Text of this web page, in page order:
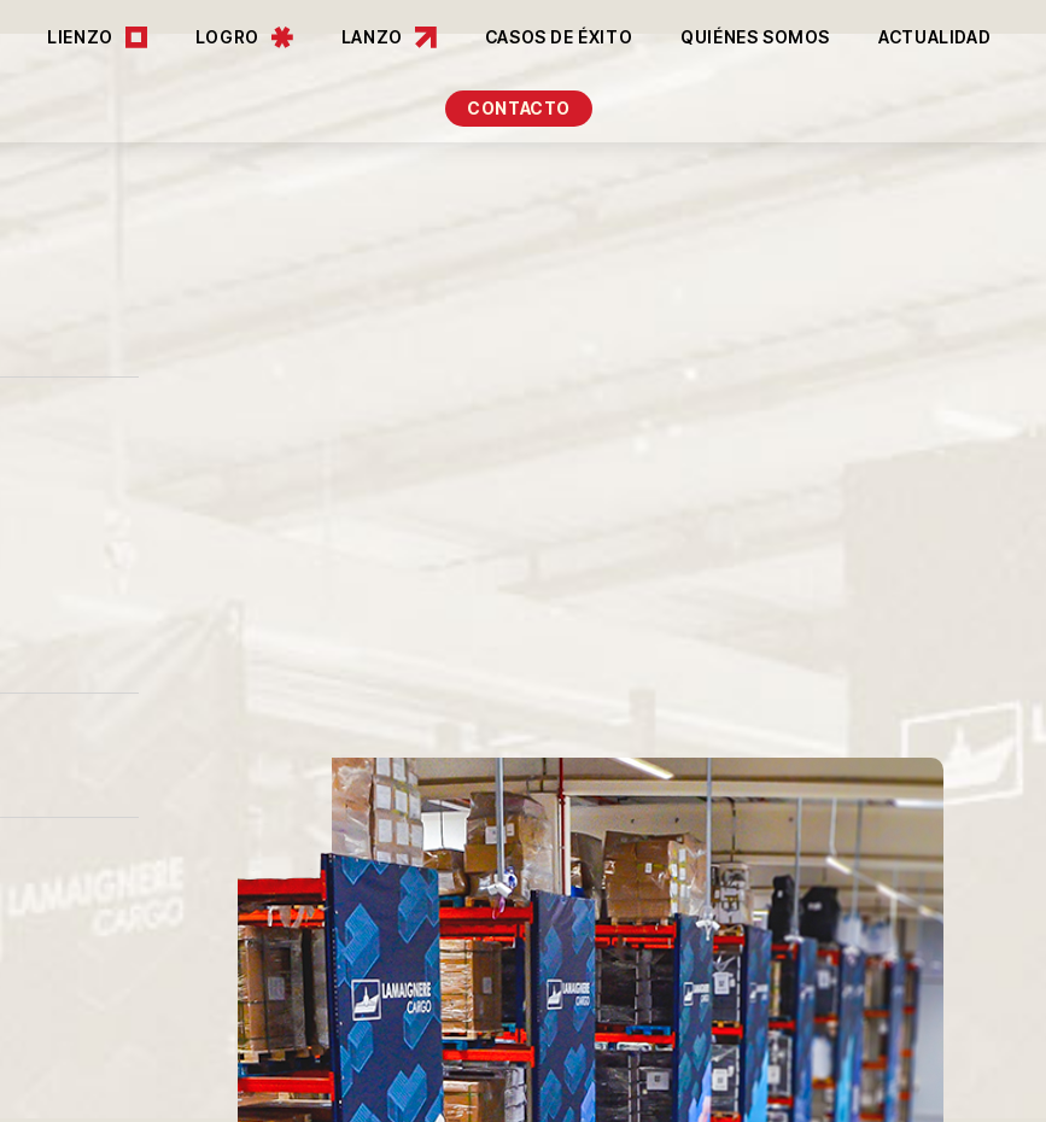
LIENZO LOGRO LANZO CASOS DE ÉXITO QUIÉNES SOMOS ACTUALIDAD
CONTACTO